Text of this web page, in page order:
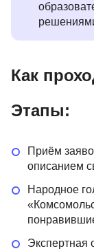
Как
Этапы:
Приём
описанием
Народное
Экспертная